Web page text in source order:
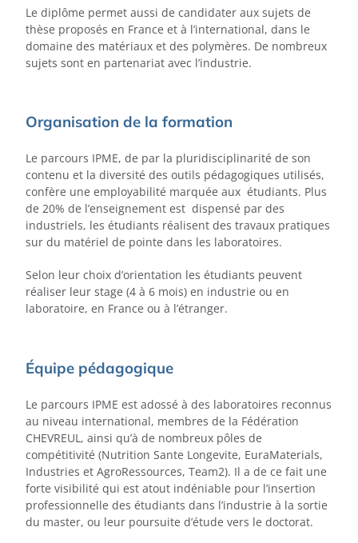
Le diplôme permet aussi de candidater aux sujets de
thèse proposés en France et à l’international, dans le
domaine des matériaux et des polymères. De nombreux
sujets sont en partenariat avec l’industrie.
Organisation de la formation
Le parcours IPME, de par la pluridisciplinarité de son
contenu et la diversité des outils pédagogiques utilisés,
confère une employabilité marquée aux étudiants. Plus
de 20% de l’enseignement est dispensé par des
industriels, les étudiants réalisent des travaux pratiques
sur du matériel de pointe dans les laboratoires.
Selon leur choix d’orientation les étudiants peuvent
réaliser leur stage (4 à 6 mois) en industrie ou en
laboratoire, en France ou à l’étranger.
Équipe pédagogique
Le parcours IPME est adossé à des laboratoires reconnus
au niveau international, membres de la Fédération
CHEVREUL, ainsi qu’à de nombreux pôles de
compétitivité (Nutrition Sante Longevite, EuraMaterials,
Industries et AgroRessources, Team2). Il a de ce fait une
forte visibilité qui est atout indéniable pour l’insertion
professionnelle des étudiants dans l’industrie à la sortie
du master, ou leur poursuite d’étude vers le doctorat.